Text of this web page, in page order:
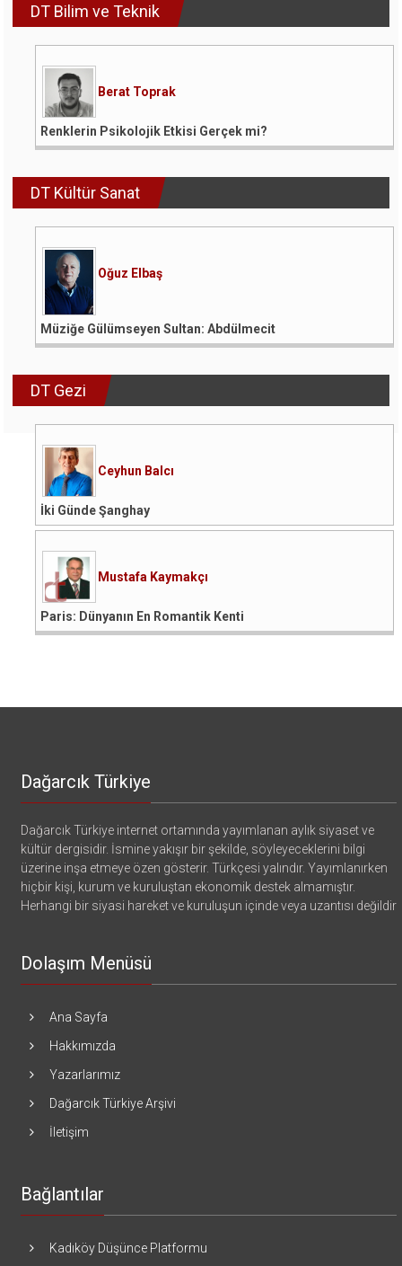
DT Bilim ve Teknik
Berat Toprak
Renklerin Psikolojik Etkisi Gerçek mi?
DT Kültür Sanat
Oğuz Elbaş
Müziğe Gülümseyen Sultan: Abdülmecit
DT Gezi
Ceyhun Balcı
İki Günde Şanghay
Mustafa Kaymakçı
Paris: Dünyanın En Romantik Kenti
Dağarcık Türkiye
Dağarcık Türkiye internet ortamında yayımlanan aylık siyaset ve
kültür dergisidir. İsmine yakışır bir şekilde, söyleyeceklerini bilgi
üzerine inşa etmeye özen gösterir. Türkçesi yalındır. Yayımlanırken
hiçbir kişi, kurum ve kuruluştan ekonomik destek almamıştır.
Herhangi bir siyasi hareket ve kuruluşun içinde veya uzantısı değildir
Dolaşım Menüsü
Ana Sayfa
Hakkımızda
Yazarlarımız
Dağarcık Türkiye Arşivi
İletişim
Bağlantılar
Kadıköy Düşünce Platformu